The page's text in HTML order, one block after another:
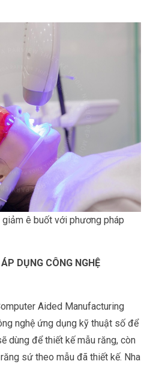
ê buốt với phương pháp
DỤNG CÔNG NGHỆ
Aided Manufacturing
nghệ ứng dụng kỹ thuật số để
dùng để thiết kế mẫu răng, còn
sứ theo mẫu đã thiết kế. Nha